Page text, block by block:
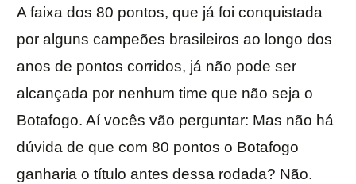
A faixa dos 80 pontos, que já foi conquistada
por alguns campeões brasileiros ao longo dos
anos de pontos corridos, já não pode ser
alcançada por nenhum time que não seja o
Botafogo. Aí vocês vão perguntar: Mas não há
dúvida de que com 80 pontos o Botafogo
ganharia o título antes dessa rodada? Não.